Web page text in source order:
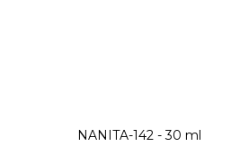
NANITA-142 - 30 ml